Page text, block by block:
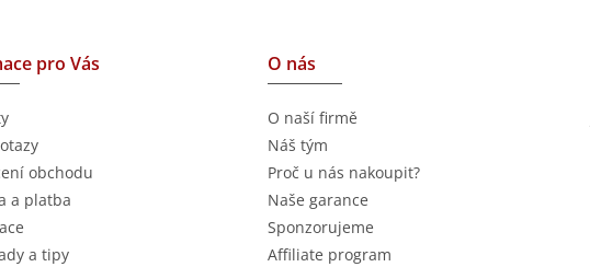
pro Vás
obchodu
a platba
a tipy
O nás
O naší firmě
Náš tým
Proč u nás nakoupit?
Naše garance
Sponzorujeme
Affiliate program